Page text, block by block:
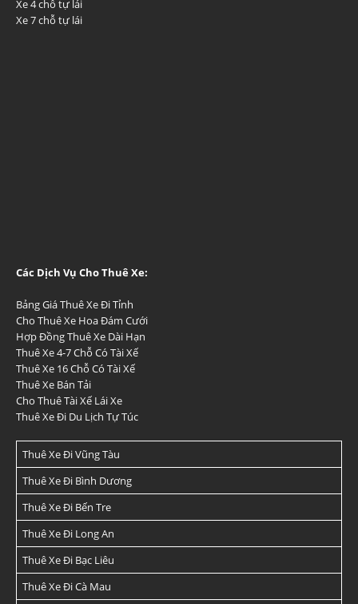
Xe 4 chỗ tự lái
Xe 7 chỗ tự lái
Các Dịch Vụ Cho Thuê Xe:
Bảng Giá Thuê Xe Đi Tỉnh
Cho Thuê Xe Hoa Đám Cưới
Hợp Đồng Thuê Xe Dài Hạn
Thuê Xe 4-7 Chỗ Có Tài Xế
Thuê Xe 16 Chỗ Có Tài Xế
Thuê Xe Bán Tải
Cho Thuê Tài Xế Lái Xe
Thuê Xe Đi Du Lịch Tự Túc
Thuê Xe Đi Vũng Tàu
Thuê Xe Đi Bình Dương
Thuê Xe Đi Bến Tre
Thuê Xe Đi Long An
Thuê Xe Đi Bạc Liêu
Thuê Xe Đi Cà Mau